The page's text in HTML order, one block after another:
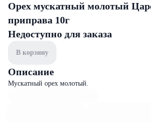
Орех мускатный молотый
приправа 10г
Недоступно для заказа
В корзину
Описание
Мускатный орех молотый.